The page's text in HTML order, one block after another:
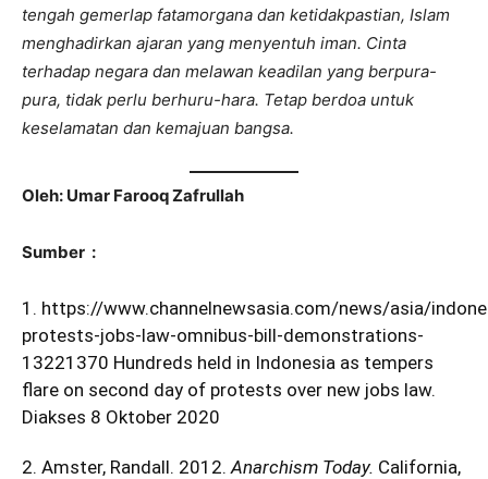
tengah gemerlap fatamorgana dan ketidakpastian, Islam
menghadirkan ajaran yang menyentuh iman. Cinta
terhadap negara dan melawan keadilan yang berpura-
pura, tidak perlu berhuru-hara. Tetap berdoa untuk
keselamatan dan kemajuan bangsa.
Oleh: Umar Farooq Zafrullah
Sumber :
1. https://www.channelnewsasia.com/news/asia/
protests-jobs-law-omnibus-bill-demonstrations-
13221370 Hundreds held in Indonesia as tempers
flare on second day of protests over new jobs law.
Diakses 8 Oktober 2020
2. Amster, Randall. 2012. Anarchism Today. California,